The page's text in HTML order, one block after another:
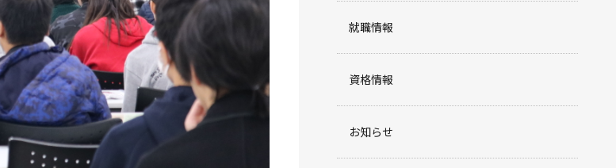
就職情報
資格情報
お知らせ